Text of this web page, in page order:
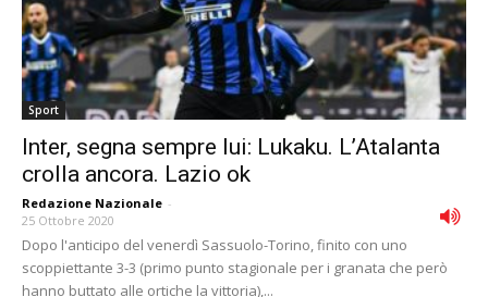
Sport
Inter, segna sempre lui: Lukaku. L’Atalanta
crolla ancora. Lazio ok
Redazione Nazionale -
25 Ottobre 2020
Dopo l'anticipo del venerdì Sassuolo-Torino, finito con uno
scoppiettante 3-3 (primo punto stagionale per i granata che però
hanno buttato alle ortiche la vittoria),...